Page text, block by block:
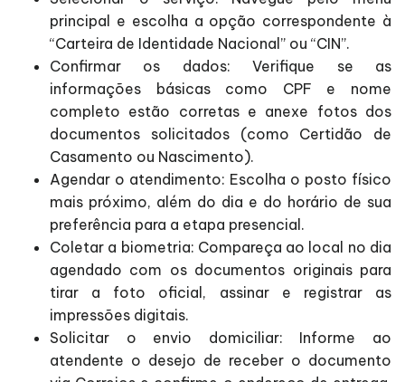
principal e escolha a opção correspondente à
“Carteira de Identidade Nacional” ou “CIN”.
Confirmar os dados: Verifique se as
informações básicas como CPF e nome
completo estão corretas e anexe fotos dos
documentos solicitados (como Certidão de
Casamento ou Nascimento).
Agendar o atendimento: Escolha o posto físico
mais próximo, além do dia e do horário de sua
preferência para a etapa presencial.
Coletar a biometria: Compareça ao local no dia
agendado com os documentos originais para
tirar a foto oficial, assinar e registrar as
impressões digitais.
Solicitar o envio domiciliar: Informe ao
atendente o desejo de receber o documento